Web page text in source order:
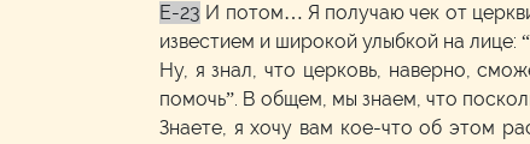
E-23 И потом… Я получаю чек от
известием и широкой улыбкой на лице:
Ну, я знал, что церковь, наверно,
помочь”. В общем, мы знаем, что
Знаете, я хочу вам кое-что об этом